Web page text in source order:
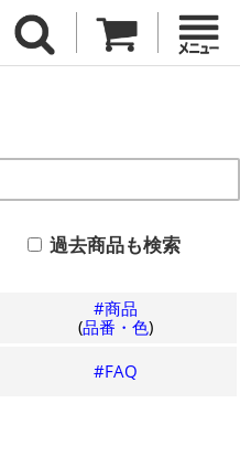
過去商品も検索
#商品
(品番・色)
#FAQ